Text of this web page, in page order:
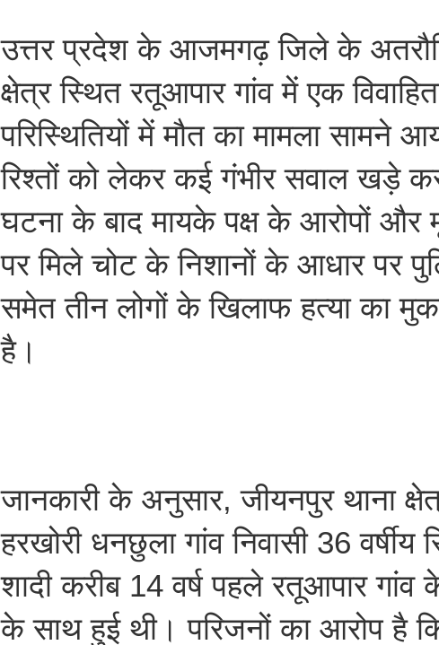
उत्तर प्रदेश के आजमगढ़ जिले के
क्षेत्र स्थित रतूआपार गांव में एक
परिस्थितियों में मौत का मामला सामने
रिश्तों को लेकर कई गंभीर सवाल खड़े
घटना के बाद मायके पक्ष के आरोपों और
पर मिले चोट के निशानों के आधार पर
समेत तीन लोगों के खिलाफ हत्या का
है।
जानकारी के अनुसार, जीयनपुर थाना
हरखोरी धनछुला गांव निवासी 36 वर्षीय
शादी करीब 14 वर्ष पहले रतूआपार
के साथ हुई थी। परिजनों का आरोप है